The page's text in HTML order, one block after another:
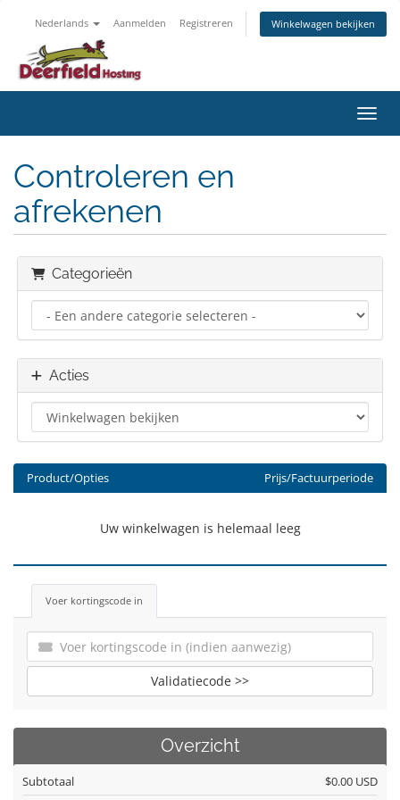
Nederlands Aanmelden Registreren Winkelwagen bekijken
Controleren en
afrekenen
Categorieën
Acties
Product/Opties Prijs/Factuurperiode
Uw winkelwagen is helemaal leeg
Voer kortingscode in
Validatiecode >>
Overzicht
Subtotaal $0.00 USD